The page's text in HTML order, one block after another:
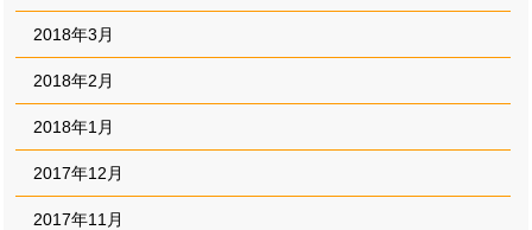
2018年3月
2018年2月
2018年1月
2017年12月
2017年11月